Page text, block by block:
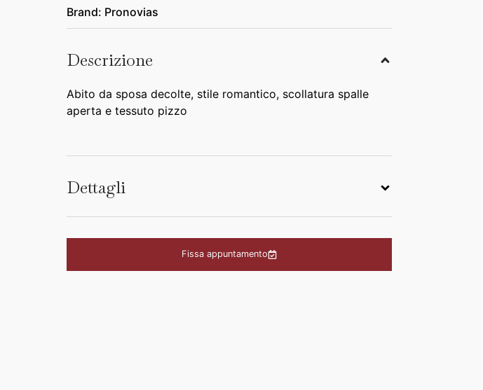
Brand: Pronovias
Descrizione
Abito da sposa decolte, stile romantico, scollatura spalle
aperta e tessuto pizzo
Dettagli
Fissa appuntamento